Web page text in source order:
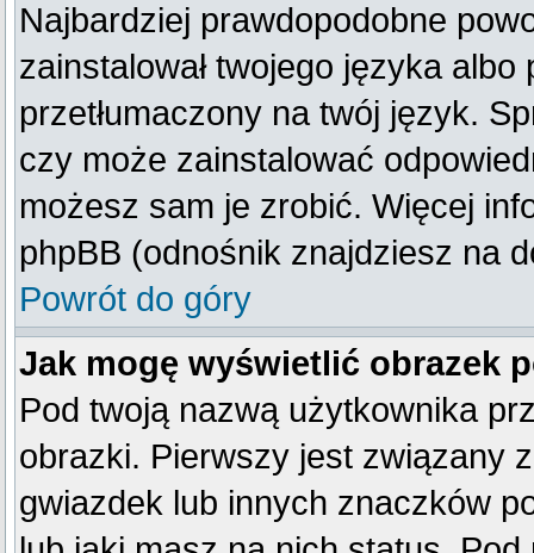
Najbardziej prawdopodobne
zainstalował twojego języka
przetłumaczony na twój język.
czy może zainstalować
możesz sam je zrobić. Więcej
phpBB (odnośnik znajdziesz na
Powrót do góry
Jak mogę wyświetlić obrazek
Pod twoją nazwą użytkownika
obrazki. Pierwszy jest związany
gwiazdek lub innych znaczków